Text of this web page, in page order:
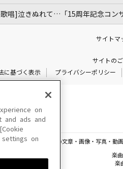
歌唱]泣きぬれて…「15周年記念コ
サイトマ
サイトの
に基づく表示
プライバシーポリシー
に掲載されている一切の文章・画像・写真・動
楽
楽
on
and ads and
on